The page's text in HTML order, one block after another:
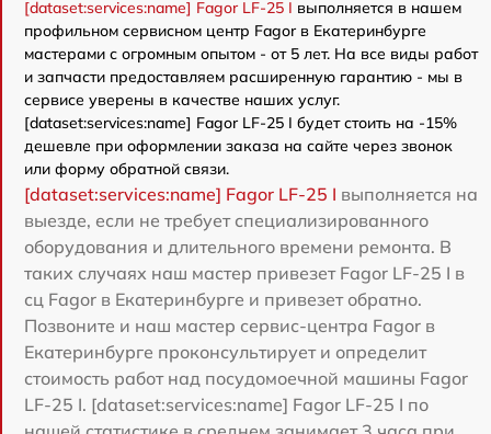
[dataset:services:name] Fagor LF-25 I выполняется в нашем
профильном сервисном центр Fagor в Екатеринбурге
мастерами с огромным опытом - от 5 лет. На все виды работ
и запчасти предоставляем расширенную гарантию - мы в
сервисе уверены в качестве наших услуг.
[dataset:services:name] Fagor LF-25 I будет стоить на -15%
дешевле при оформлении заказа на сайте через звонок
или форму обратной связи.
[dataset:services:name] Fagor LF-25 I выполняется на
выезде, если не требует специализированного
оборудования и длительного времени ремонта. В
таких случаях наш мастер привезет Fagor LF-25 I в
сц Fagor в Екатеринбурге и привезет обратно.
Позвоните и наш мастер сервис-центра Fagor в
Екатеринбурге проконсультирует и определит
стоимость работ над посудомоечной машины Fagor
LF-25 I. [dataset:services:name] Fagor LF-25 I по